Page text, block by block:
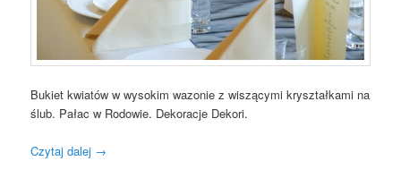
Bukiet kwiatów w wysokim wazonie z wiszącymi kryształkami na
ślub. Pałac w Rodowie. Dekoracje Dekori.
Czytaj dalej →